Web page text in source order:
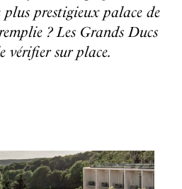
plus prestigieux palace de
? Les Grands Ducs
vérifier sur place.